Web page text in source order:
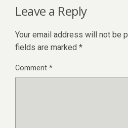
Leave a Reply
Your email address will not be
fields are marked *
Comment*